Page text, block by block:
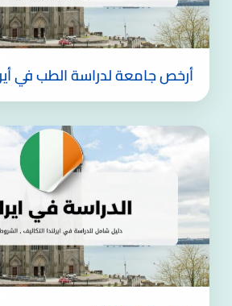
أرخص جامعة لدراسة الطب في